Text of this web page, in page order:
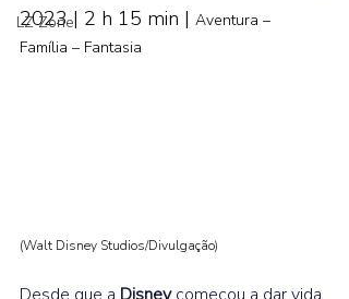
LZ Zone
2023 | 2 h 15 min | Aventura –
Família – Fantasia
(Walt Disney Studios/Divulgação)